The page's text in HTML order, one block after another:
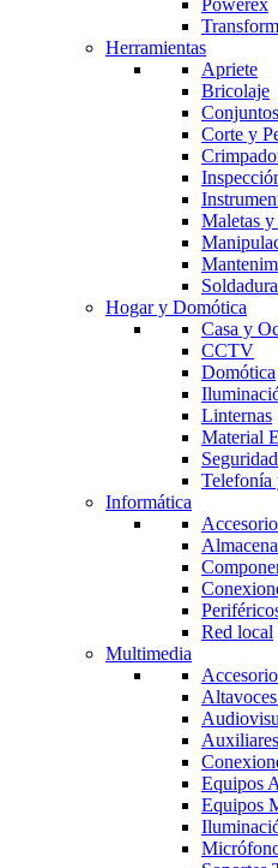
Powerex
Herramientas
Apriete
Bricolaje
Corte y
Maletas y
Soldadura
Hogar y Domótica
Casa y
CCTV
Domótica
Linternas
Material
Telefonía
Informática
Red local
Multimedia
Equipos
Equipos